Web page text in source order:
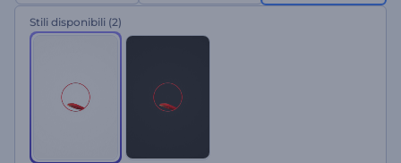
Stili disponibili (2)